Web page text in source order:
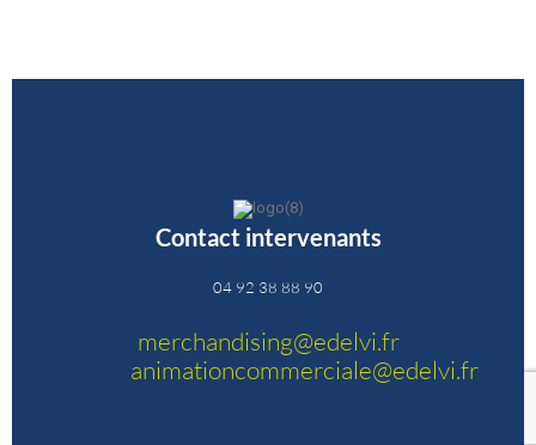
Contact intervenants
04 92 38 88 90
merchandising@edelvi.fr
animationcommerciale@edelvi.fr